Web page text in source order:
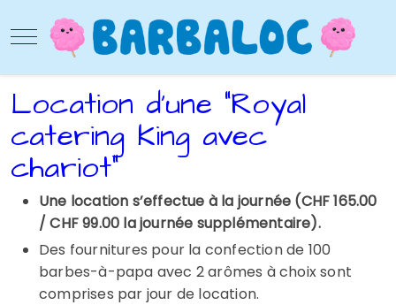
Mobile Menu Toggle
Location d'une "Royal
catering King avec
chariot"
Une location s’effectue à la journée (CHF 165.00
/ CHF 99.00 la journée supplémentaire).
Des fournitures pour la confection de 100
barbes-à-papa avec 2 arômes à choix sont
comprises par jour de location.